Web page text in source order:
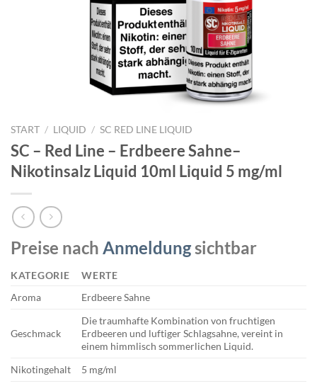
START / LIQUID / SC RED LINE LIQUID
SC – Red Line – Erdbeere Sahne–
Nikotinsalz Liquid 10ml Liquid 5 mg/ml
Preise nach Anmeldungsichtbar
KATEGORIE
WERTE
Aroma
Erdbeere Sahne
Geschmack
Die traumhafte Kombination von fruchtigen
Erdbeeren und luftiger Schlagsahne, vereint in
einem himmlisch sommerlichen Liquid.
Nikotingehalt
5 mg/ml